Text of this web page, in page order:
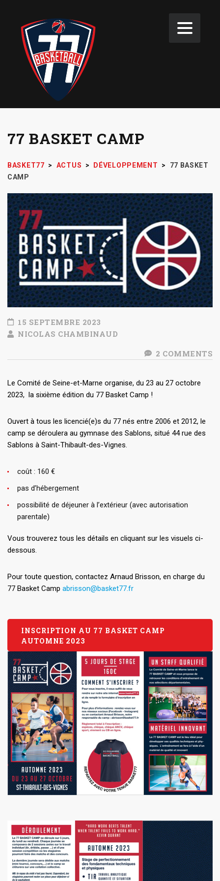
77 BASKET CAMP
BASKET77 > ACTUS > DÉVELOPPEMENT >
77 BASKET
CAMP
15 SEPTEMBRE 2023
NICOLAS CHAMBINAUD
2 COMMENTS
Le Comité de Seine-et-Marne organise, du 23 au 27 octobre
2023, la sixième édition du 77 Basket Camp !
Ouvert à tous les licencié(e)s du 77 nés entre 2006 et 2012, le
camp se déroulera au gymnase des Sablons, situé 44 rue des
Sablons à Saint-Thibault-des-Vignes.
coût : 160 €
pas d’hébergement
possibilité de déjeuner à l’extérieur (avec autorisation
parentale)
Vous trouverez tous les détails en cliquant sur les visuels ci-
dessous.
Pour toute question, contactez Arnaud Brisson, en charge du
77 Basket Camp abrisson@basket77.fr
INSCRIPTION AU 77 BASKET CAMP
AUTOMNE 2023